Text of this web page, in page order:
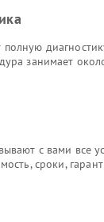
занимает
с вами все
сроки,